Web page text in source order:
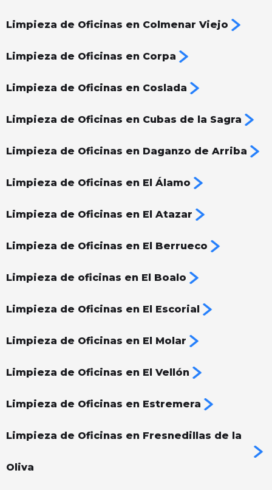
Limpieza de Oficinas en Colmenar Viejo
Limpieza de Oficinas en Corpa
Limpieza de Oficinas en Coslada
Limpieza de Oficinas en Cubas de la Sagra
Limpieza de Oficinas en Daganzo de Arriba
Limpieza de Oficinas en El Álamo
Limpieza de Oficinas en El Atazar
Limpieza de Oficinas en El Berrueco
Limpieza de oficinas en El Boalo
Limpieza de Oficinas en El Escorial
Limpieza de Oficinas en El Molar
Limpieza de Oficinas en El Vellón
Limpieza de Oficinas en Estremera
Limpieza de Oficinas en Fresnedillas de la
Oliva